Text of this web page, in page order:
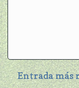
Entrada más